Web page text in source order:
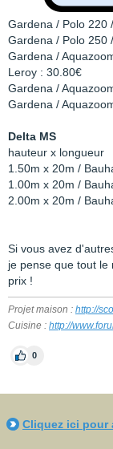
Gardena / Polo 220
Gardena / Polo 250
Gardena /
Leroy : 30.80€
Gardena /
Gardena /
Delta MS
hauteur x longueur
1.50m x 20m /
1.00m x 20m /
2.00m x 20m /
Si vous avez
je pense que tout
prix !
Projet maison : http://
Cuisine : http://
0
Cliquez ici pour